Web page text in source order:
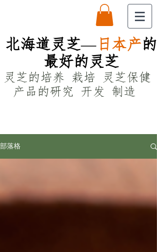
北海道灵芝—日本产的
最好的灵芝
灵芝的培养 栽培 灵芝保健
产品的研究 开发 制造
部落格